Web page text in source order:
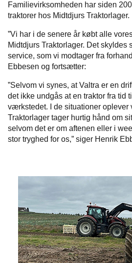
Familievirksomheden har siden
traktorer hos Midtdjurs Traktorlager.
”Vi har i de senere år købt alle
Midtdjurs Traktorlager. Det
service, som vi modtager fra
Ebbesen og fortsætter:
”Selvom vi synes, at Valtra er en
det ikke undgås at en traktor fra tid
værkstedet. I de situationer oplever
Traktorlager tager hurtig hånd om
selvom det er om aftenen eller i
stor tryghed for os,” siger Henrik